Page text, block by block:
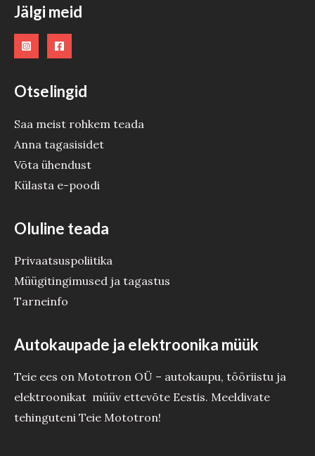
Jälgi meid
Otselingid
Saa meist rohkem teada
Anna tagasisidet
Võta ühendust
Külasta e-poodi
Oluline teada
Privaatsuspoliitika
Müügitingimused ja tagastus
Tarneinfo
Autokaupade ja elektroonika müük
Teie ees on Mototron OÜ – autokaupu, tööriistu ja
elektroonikat müüv ettevõte Eestis. Meeldivate
tehinguteni Teie Mototron!